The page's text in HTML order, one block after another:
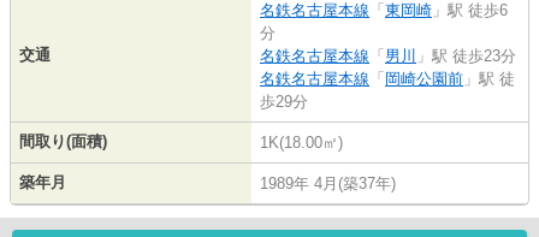
交通
名鉄名古屋本線 「 東岡崎 」駅 徒歩6
分
名鉄名古屋本線 「 男川 」駅 徒歩23分
名鉄名古屋本線 「 岡崎公園前 」駅 徒
歩29分
間取り(面積) 1K(18.00㎡)
築年月 1989年 4月(築37年)